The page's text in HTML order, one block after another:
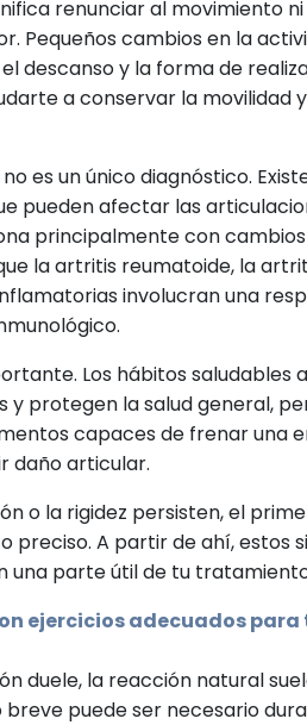
renunciar al movimiento ni
Pequeños cambios en la
descanso y la forma de
a conservar la movilidad
es un único diagnóstico.
pueden afectar las
principalmente con cambios
la artritis reumatoide, la
involucran una
Los hábitos saludables
y protegen la salud general,
capaces de frenar una
daño articular.
o la rigidez persisten, el
preciso. A partir de ahí, estos
una parte útil de tu
ejercicios adecuados para
duele, la reacción natural
breve puede ser necesario